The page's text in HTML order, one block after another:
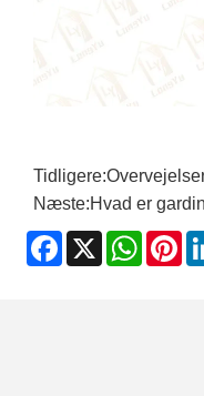
Tidligere:
Næste:Hvad er
Facebook
X